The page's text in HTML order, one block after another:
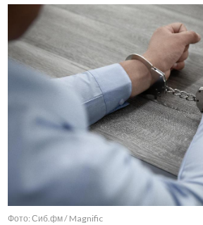
Фото: Сиб.фм / Magnific